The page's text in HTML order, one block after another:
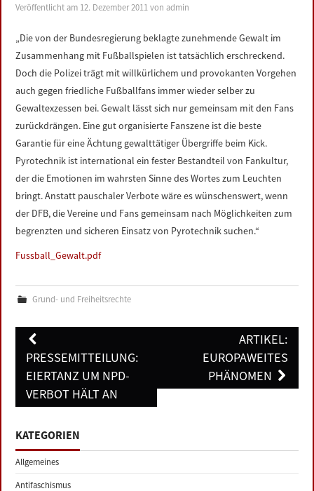
DATENSCHUTZERKLÄRUNG
IMPRESSUM
Veröffentlicht am 12. Dezember 2011 vonadmin
„Die von der Bundesregierung beklagte zunehmende Gewalt im
Zusammenhang mit Fußballspielen ist tatsächlich erschreckend.
Doch die Polizei trägt mit willkürlichem und provokanten Vorgehen
auch gegen friedliche Fußballfans immer wieder selber zu
Gewaltexzessen bei. Gewalt lässt sich nur gemeinsam mit den Fans
zurückdrängen. Eine gut organisierte Fanszene ist die beste
Garantie für eine Ächtung gewalttätiger Übergriffe beim Kick.
Pyrotechnik ist international ein fester Bestandteil von Fankultur,
der die Emotionen im wahrsten Sinne des Wortes zum Leuchten
bringt. Anstatt pauschaler Verbote wäre es wünschenswert, wenn
der DFB, die Vereine und Fans gemeinsam nach Möglichkeiten zum
begrenzten und sicheren Einsatz von Pyrotechnik suchen.“
Fussball_Gewalt.pdf
Grund- und Freiheitsrechte
Post
navigation
PRESSEMITTEILUNG:
EIERTANZ UM NPD-
VERBOT HÄLT AN
ARTIKEL:
EUROPAWEITES
PHÄNOMEN
KATEGORIEN
Allgemeines
Antifaschismus